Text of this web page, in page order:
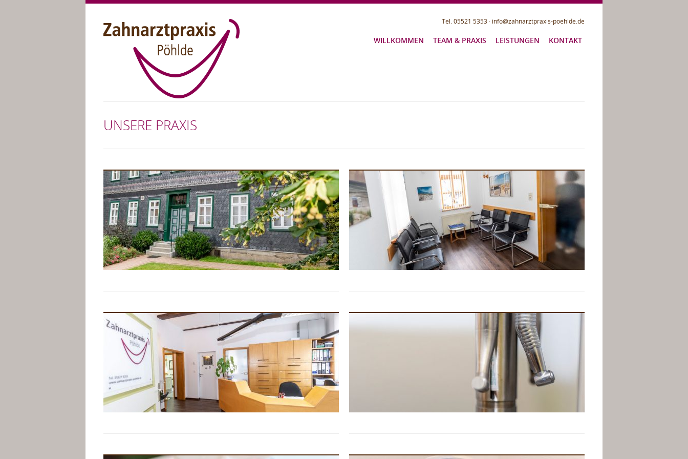
Tel. 05521 5353 · info@zahnarztpraxis-poehlde.de
WILLKOMMEN TEAM & PRAXIS LEISTUNGEN KONTAKT
UNSERE PRAXIS